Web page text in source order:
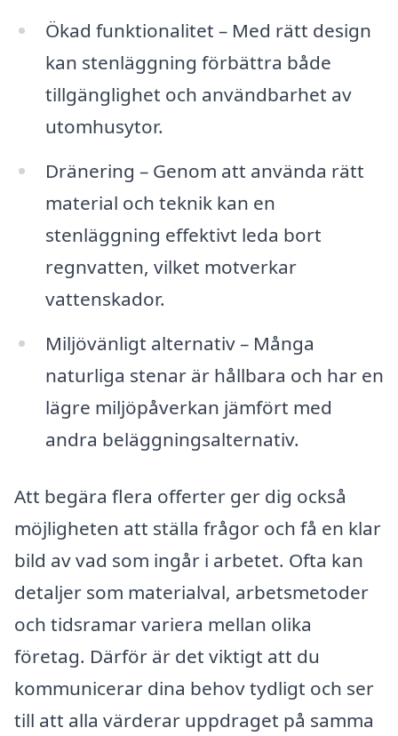
Ökad funktionalitet – Med rätt design
kan stenläggning förbättra både
tillgänglighet och användbarhet av
utomhusytor.
Dränering – Genom att använda rätt
material och teknik kan en
stenläggning effektivt leda bort
regnvatten, vilket motverkar
vattenskador.
Miljövänligt alternativ – Många
naturliga stenar är hållbara och har en
lägre miljöpåverkan jämfört med
andra beläggningsalternativ.
Att begära flera offerter ger dig också
möjligheten att ställa frågor och få en klar
bild av vad som ingår i arbetet. Ofta kan
detaljer som materialval, arbetsmetoder
och tidsramar variera mellan olika
företag. Därför är det viktigt att du
kommunicerar dina behov tydligt och ser
till att alla värderar uppdraget på samma